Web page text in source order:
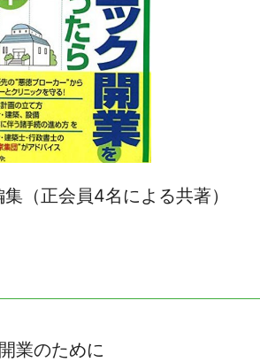
集（正会員4名による共著）
業のために